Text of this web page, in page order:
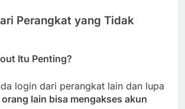
Perangkat yang Tidak
Itu Penting?
login dari perangkat lain dan lupa
orang lain bisa mengakses akun